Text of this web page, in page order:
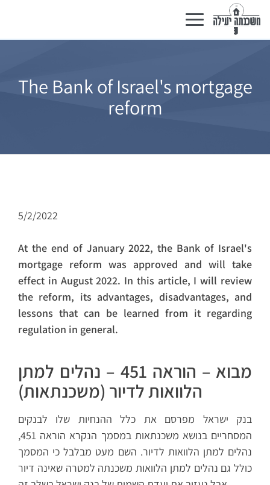
Toggle
navigation
The Bank of Israel's mortgage
reform
5/2/2022
At the end of January 2022, the Bank of Israel's
mortgage reform was approved and will take
effect in August 2022. In this article, I will review
the reform, its advantages, disadvantages, and
lessons that can be learned from it regarding
regulation in general.
מבוא – הוראה 451 – נהלים למתן
הלוואות לדיור (משכנתאות)
בנק ישראל מפרסם את כלל ההנחיות שלו לבנקים
המסחריים בנושא משכנתאות במסמך הנקרא הוראה 451,
נהלים למתן הלוואות לדיור. השם מעט מבלבל כי המסמך
כולל גם נהלים למתן הלוואות משכנתה למטרה שאינה דיור